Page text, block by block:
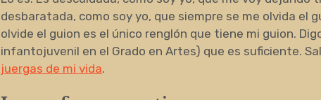
desbaratada, como soy yo, que siempre se me olvida el
olvide el guion es el único renglón que tiene mi guion.
infantojuvenil en el Grado en Artes) que es suficiente.
juergas de mi vida.